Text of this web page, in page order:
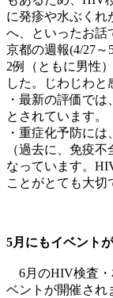
に発疹や水ぶくれ
へ、といったお話
京都の週報(4/27
2例（ともに男性
した。じわじわと
・最新の評価で
とされています。
・重症化予防に
（過去に、免疫
なっています。
ことがとても大切
5月にもイベント
6月のHIV検査・
ベントが開催され